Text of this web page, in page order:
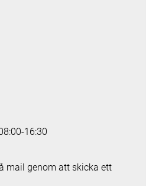
16:30
mail genom att skicka ett